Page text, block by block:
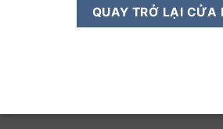
QUAY TRỞ LẠI CỬA